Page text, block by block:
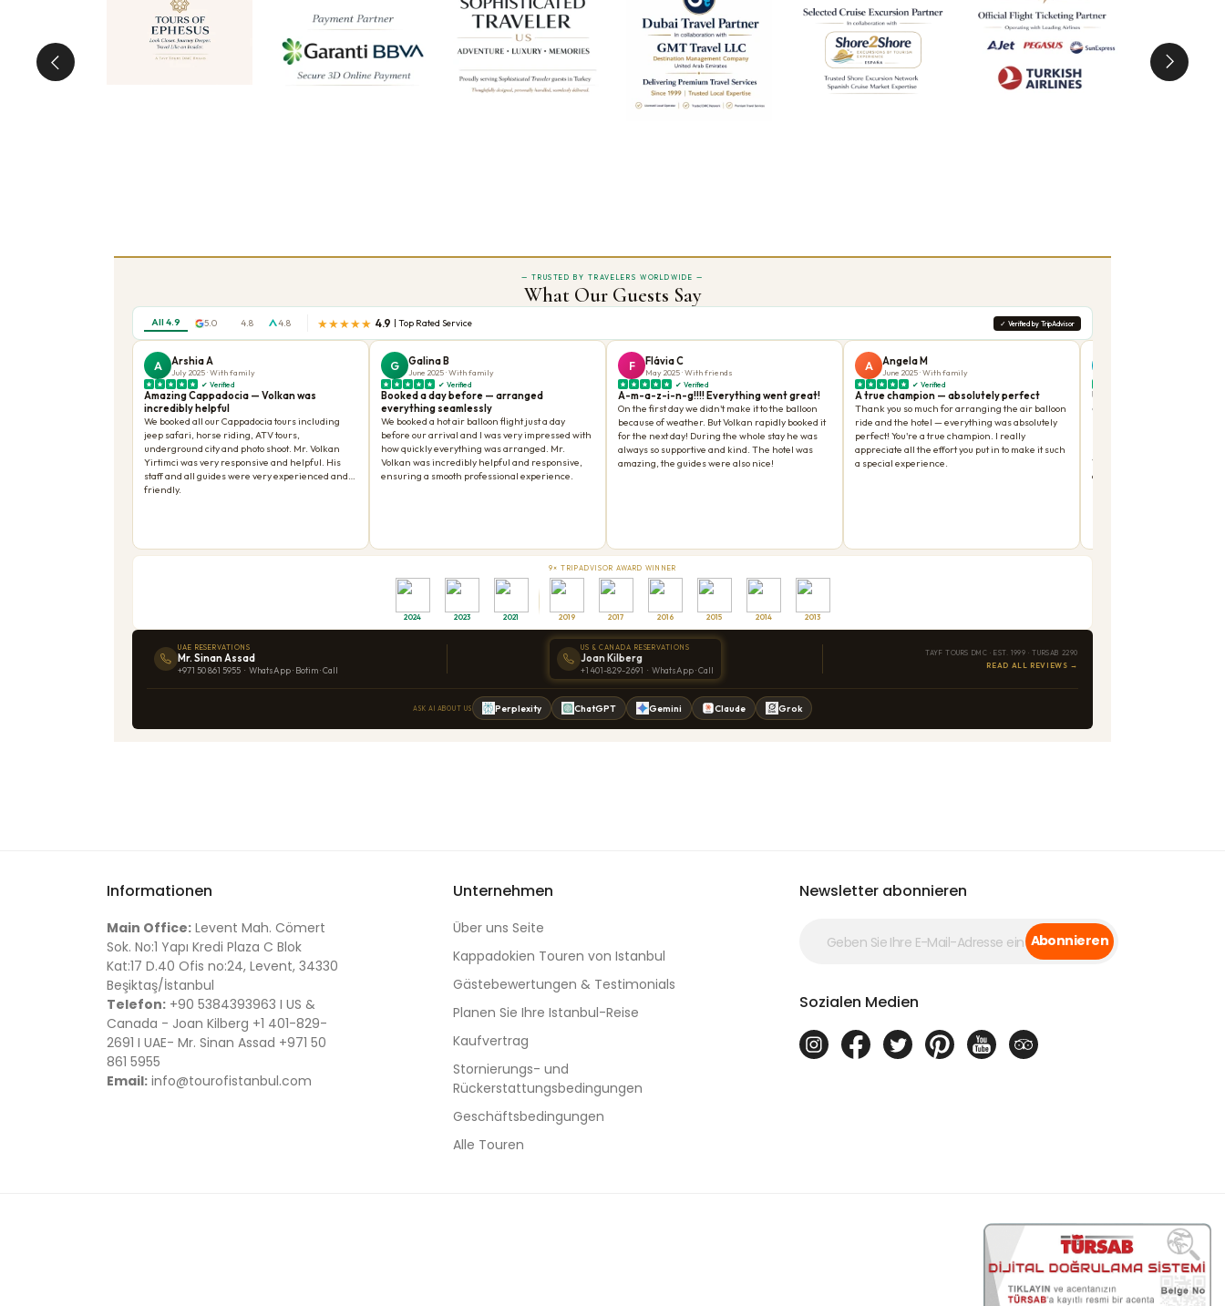
Informationen
Main Office: Levent Mah. Cömert
Sok. No:1 Yapı Kredi Plaza C Blok
Kat:17 D.40 Ofis no:24, Levent, 34330
Beşiktaş/İstanbul
Telefon: +90 5384393963 I US &
Canada - Joan Kilberg +1 401-829-
2691 I UAE- Mr. Sinan Assad +971 50
861 5955
Email: info@tourofistanbul.com
Unternehmen
Über uns Seite
Kappadokien Touren von Istanbul
Gästebewertungen & Testimonials
Planen Sie Ihre Istanbul-Reise
Kaufvertrag
Stornierungs- und
Rückerstattungsbedingungen
Geschäftsbedingungen
Alle Touren
Newsletter abonnieren
Abonnieren
Sozialen Medien